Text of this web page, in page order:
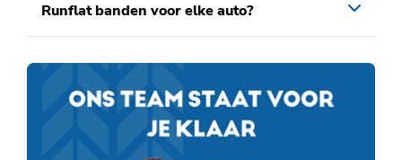
Runflat banden voor elke auto?